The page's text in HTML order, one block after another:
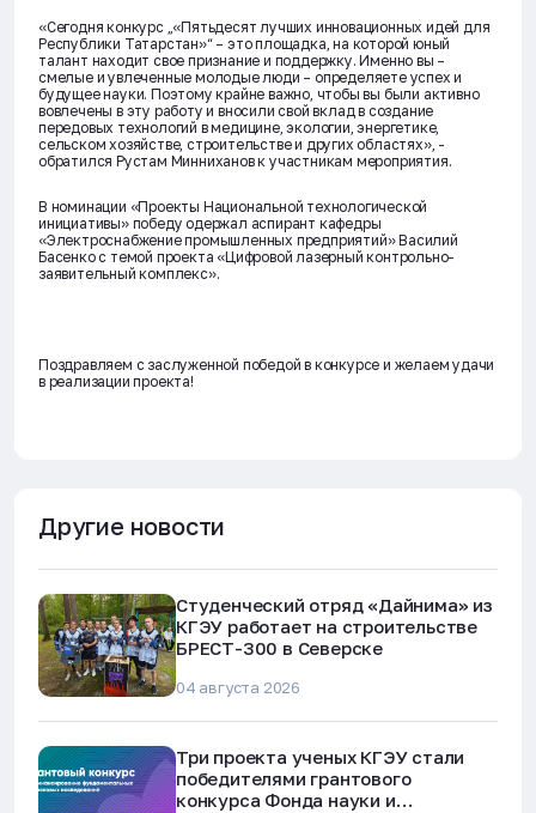
«Сегодня конкурс „«Пятьдесят лучших инновационных идей для
Республики Татарстан»“ – это площадка, на которой юный
талант находит свое признание и поддержку. Именно вы –
смелые и увлеченные молодые люди – определяете успех и
будущее науки. Поэтому крайне важно, чтобы вы были активно
вовлечены в эту работу и вносили свой вклад в создание
передовых технологий в медицине, экологии, энергетике,
сельском хозяйстве, строительстве и других областях», -
обратился Рустам Минниханов к участникам мероприятия.
В номинации «Проекты Национальной технологической
инициативы» победу одержал аспирант кафедры
«Электроснабжение промышленных предприятий» Василий
Басенко с темой проекта «Цифровой лазерный контрольно-
заявительный комплекс».
Поздравляем с заслуженной победой в конкурсе и желаем удачи
в реализации проекта!
Другие новости
Студенческий отряд «Дайнима» из
КГЭУ работает на строительстве
БРЕСТ-300 в Северске
04 августа 2026
Три проекта ученых КГЭУ стали
победителями грантового
конкурса Фонда науки и